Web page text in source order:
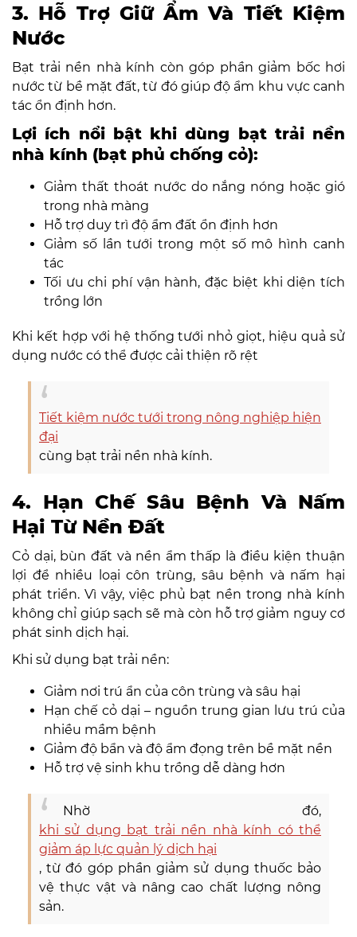
3. Hỗ Trợ Giữ Ẩm Và Tiết Kiệm
Nước
Bạt trải nền nhà kính còn góp phần giảm bốc hơi
nước từ bề mặt đất, từ đó giúp độ ẩm khu vực canh
tác ổn định hơn.
Lợi ích nổi bật khi dùng bạt trải nền
nhà kính (bạt phủ chống cỏ):
Giảm thất thoát nước do nắng nóng hoặc gió
trong nhà màng
Hỗ trợ duy trì độ ẩm đất ổn định hơn
Giảm số lần tưới trong một số mô hình canh
tác
Tối ưu chi phí vận hành, đặc biệt khi diện tích
trồng lớn
Khi kết hợp với hệ thống tưới nhỏ giọt, hiệu quả sử
dụng nước có thể được cải thiện rõ rệt
Tiết kiệm nước tưới trong nông nghiệp hiện
đại
cùng bạt trải nền nhà kính.
4. Hạn Chế Sâu Bệnh Và Nấm
Hại Từ Nền Đất
Cỏ dại, bùn đất và nền ẩm thấp là điều kiện thuận
lợi để nhiều loại côn trùng, sâu bệnh và nấm hại
phát triển. Vì vậy, việc phủ bạt nền trong nhà kính
không chỉ giúp sạch sẽ mà còn hỗ trợ giảm nguy cơ
phát sinh dịch hại.
Khi sử dụng bạt trải nền:
Giảm nơi trú ẩn của côn trùng và sâu hại
Hạn chế cỏ dại – nguồn trung gian lưu trú của
nhiều mầm bệnh
Giảm độ bẩn và độ ẩm đọng trên bề mặt nền
Hỗ trợ vệ sinh khu trồng dễ dàng hơn
Nhờ đó,
khi sử dụng bạt trải nền nhà kính có thể
giảm áp lực quản lý dịch hại
, từ đó góp phần giảm sử dụng thuốc bảo
vệ thực vật và nâng cao chất lượng nông
sản.